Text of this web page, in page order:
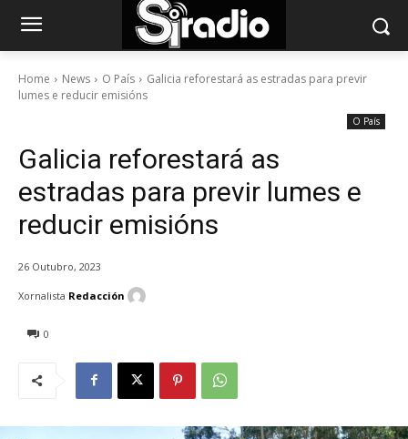
Home News O País
Galicia reforestará as estradas para previr
lumes e reducir emisións
O País
Galicia reforestará as
estradas para previr lumes e
reducir emisións
26 Outubro, 2023
0
Xornalista Redacción